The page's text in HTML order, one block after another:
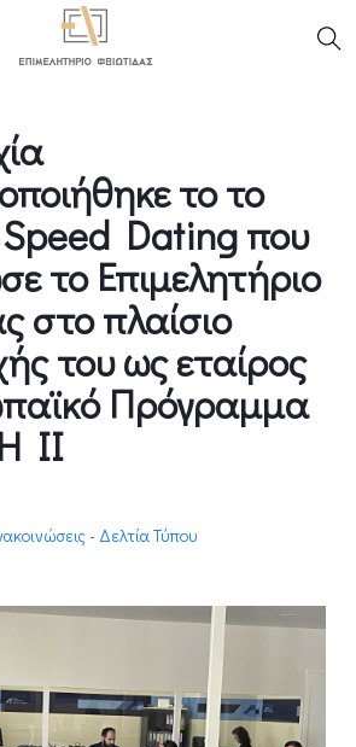
το το
Dating που
το Επιμελητήριο
στο πλαίσιο
του ως εταίρος
Πρόγραμμα
II
- Δελτία Τύπου